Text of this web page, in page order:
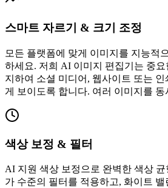
스마트 자르기 & 크기 조정
모든 플랫폼에 맞게 이미지를 지능적
하세요. 저희 AI 이미지 편집기는 중
지하여 소셜 미디어, 웹사이트 또는
게 보이도록 합니다. 여러 이미지를
색상 보정 & 필터
AI 지원 색상 보정으로 완벽한 색상
가 수준의 필터를 적용하고, 화이트